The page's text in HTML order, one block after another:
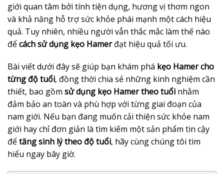
giới quan tâm bởi tính tiện dụng, hương vị thơm ngon
và khả năng hỗ trợ sức khỏe phái mạnh một cách hiệu
quả. Tuy nhiên, nhiều người vẫn thắc mắc làm thế nào
đểcách sử dụng kẹo Hamerđạt hiệu quả tối ưu.
Bài viết dưới đây sẽ giúp bạn khám phá kẹo Hamer cho
từng độ tuổi, đồng thời chia sẻ những kinh nghiệm cần
thiết, bao gồm sử dụng kẹo Hamer theo tuổi nhằm
đảm bảo an toàn và phù hợp với từng giai đoạn của
nam giới. Nếu bạn đang muốn cải thiện sức khỏe nam
giới hay chỉ đơn giản là tìm kiếm một sản phẩm tin cậy
đểtăng sinh lý theo độ tuổi, hãy cùng chúng tôi tìm
hiểu ngay bây giờ.